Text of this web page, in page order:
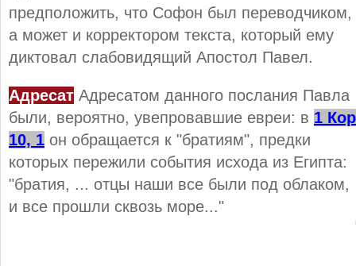
предположить, что Софон был переводчиком,
а может и корректором текста, который ему
диктовал слабовидящий Апостол Павел.
Адресат Адресатом данного послания Павла
были, вероятно, увепровавшие евреи: в 1 Кор
10, 1 он обращается к "братиям", предки
которых пережили события исхода из Египта:
"братия, ... отцы наши все были под облаком,
и все прошли сквозь море..."